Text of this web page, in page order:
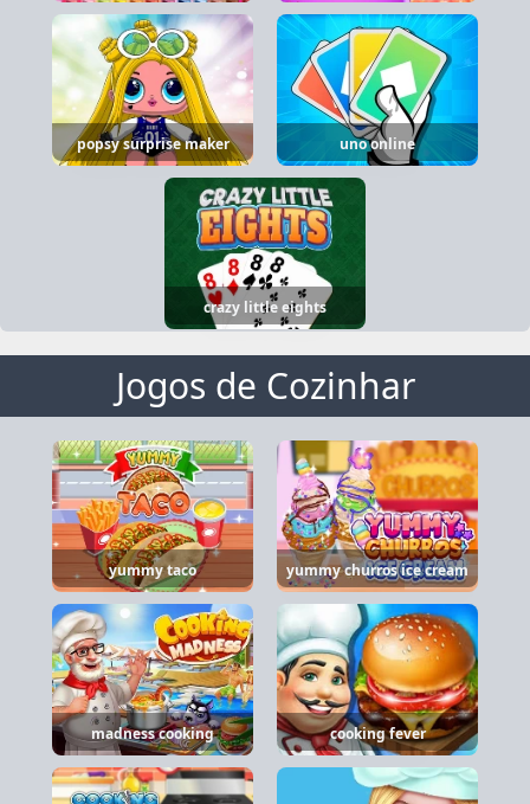
popsy surprise maker uno online
crazy little eights
Jogos de Cozinhar
yummy taco yummy churros ice cream
madness cooking cooking fever